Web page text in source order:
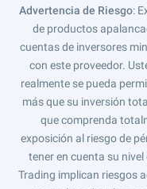
Advertencia de Riesgo:
de productos
cuentas de inversores
con este proveedor.
realmente se pueda
más que su inversión
que comprenda
exposición al riesgo de
tener en cuenta su
Trading implican riesgos